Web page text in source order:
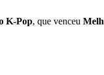
K‑Pop, que venceu